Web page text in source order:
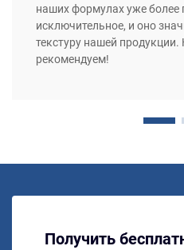
наших формулах уже более
исключительное, и оно
текстуру нашей продукции.
рекомендуем!
Получить